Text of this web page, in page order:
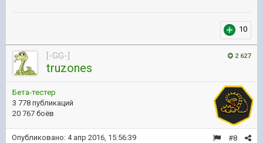
10
2 627
[-GG-]
truzones
Бета-тестер
3 778 публикаций
20 767 боёв
#8
Опубликовано: 4 апр 2016, 15:56:39